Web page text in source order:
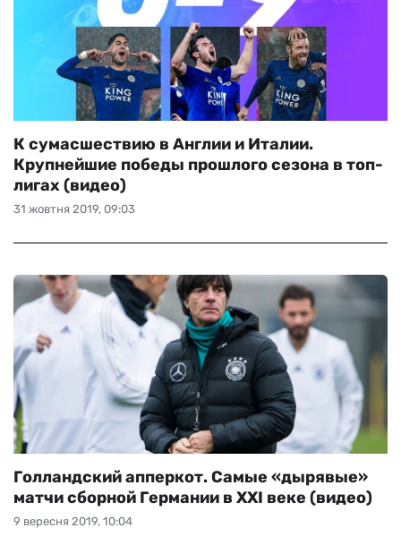
31 жовтня 2019, 09:03
К сумасшествию в Англии и Италии.
Крупнейшие победы прошлого сезона в топ-
лигах (видео)
9 вересня 2019, 10:04
Голландский апперкот. Самые «дырявые»
матчи сборной Германии в XXI веке (видео)